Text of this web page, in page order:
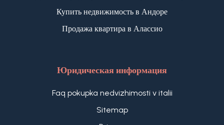
Купить недвижимость в Андоре
Продажа квартира в Алассио
Юридическая информация
Faq pokupka nedvizhimosti v italii
Sitemap